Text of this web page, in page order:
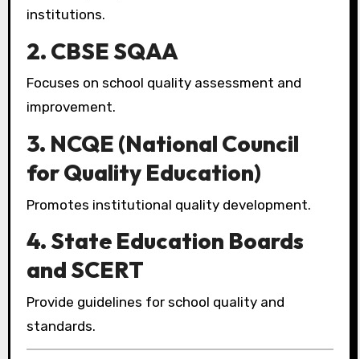
institutions.
2. CBSE SQAA
Focuses on school quality assessment and
improvement.
3. NCQE (National Council
for Quality Education)
Promotes institutional quality development.
4. State Education Boards
and SCERT
Provide guidelines for school quality and
standards.